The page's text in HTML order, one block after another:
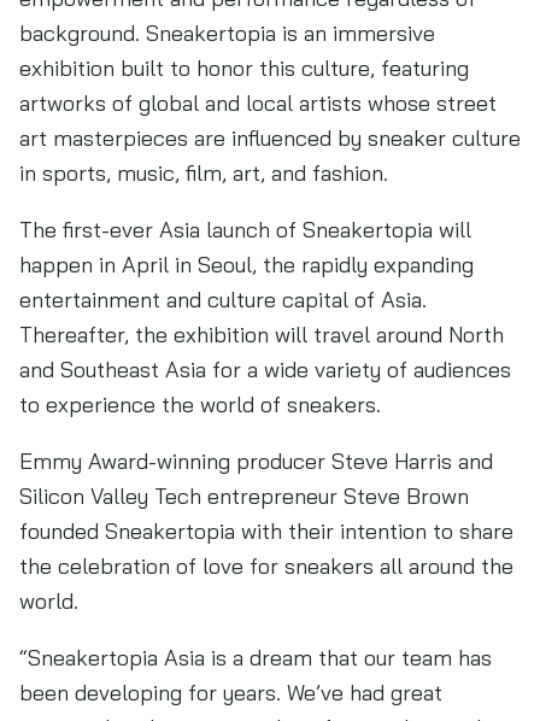
background. Sneakertopia is an immersive
exhibition built to honor this culture, featuring
artworks of global and local artists whose street
art masterpieces are influenced by sneaker culture
in sports, music, film, art, and fashion.
The first-ever Asia launch of Sneakertopia will
happen in April in Seoul, the rapidly expanding
entertainment and culture capital of Asia.
Thereafter, the exhibition will travel around North
and Southeast Asia for a wide variety of audiences
to experience the world of sneakers.
Emmy Award-winning producer Steve Harris and
Silicon Valley Tech entrepreneur Steve Brown
founded Sneakertopia with their intention to share
the celebration of love for sneakers all around the
world.
“Sneakertopia Asia is a dream that our team has
been developing for years. We’ve had great